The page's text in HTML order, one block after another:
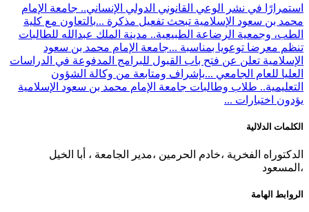
في نشر الوعي القانوني الدولي الإنساني.. جامعة الإمام
سعود الإسلامية تبحث تفعيل مذكرة ...بالتعاون مع كلية
الرضاعة الطبيعية.. مدينة الملك عبدالله للطالبات
توعويا بمناسبة ...جامعة الإمام محمد بن سعود
تعلن عن فتح باب القبول للبرامج المدفوعة في الدراسات
للعام الجامعي ...بإشراف ومتابعة من وكالة الشؤون
طلاب وطالبات جامعة الإمام محمد بن سعود الإسلامية
...
الفخرية ،خادم الحرمين ،مدير الجامعة ، أبا الخيل